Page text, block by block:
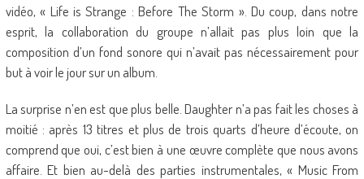
vidéo, « Life is Strange : Before The Storm ». Du coup, dans notre
esprit, la collaboration du groupe n’allait pas plus loin que la
composition d’un fond sonore qui n’avait pas nécessairement pour
but à voir le jour sur un album.
La surprise n’en est que plus belle. Daughter n’a pas fait les choses à
moitié : après 13 titres et plus de trois quarts d’heure d’écoute, on
comprend que oui, c’est bien à une œuvre complète que nous avons
affaire. Et bien au-delà des parties instrumentales, « Music From